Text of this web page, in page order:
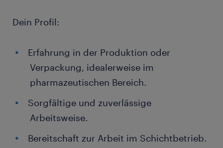
Dein Profil:
Erfahrung in der Produktion oder
Verpackung, idealerweise im
pharmazeutischen Bereich.
Sorgfältige und zuverlässige
Arbeitsweise.
Bereitschaft zur Arbeit im Schichtbetrieb.